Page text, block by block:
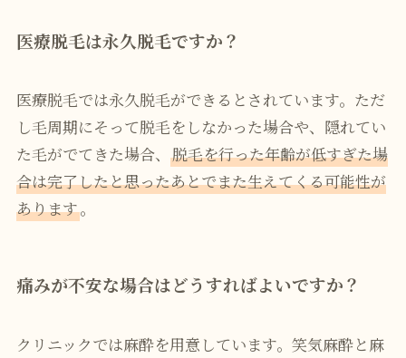
医療脱毛は永久脱毛ですか？
医療脱毛では永久脱毛ができるとされています。ただ
し毛周期にそって脱毛をしなかった場合や、隠れてい
た毛がでてきた場合、 脱毛を行った年齢が低すぎた場
合は完了したと思ったあとでまた生えてくる可能性が
あります。
痛みが不安な場合はどうすればよいですか？
クリニックでは麻酔を用意しています。笑気麻酔と麻